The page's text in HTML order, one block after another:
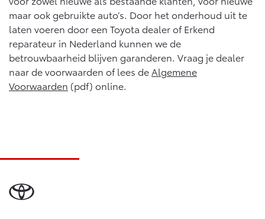
maar ook gebruikte auto’s. Door het onderhoud uit te
laten voeren door een Toyota dealer of Erkend
reparateur in Nederland kunnen we de
betrouwbaarheid blijven garanderen. Vraag je dealer
naar de voorwaarden of lees de Algemene
Voorwaarden (pdf) online.